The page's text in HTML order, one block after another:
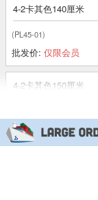
4-2卡其色140厘米
(PL45-01)
批发价: 仅限会员
4-2卡其色150厘米
批发价: 仅限会员